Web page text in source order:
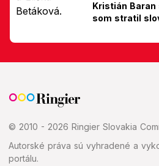
Kristián
som stratil
© 2010 - 2026 Ringier Slovakia
Autorské práva sú vyhradené a
portálu.